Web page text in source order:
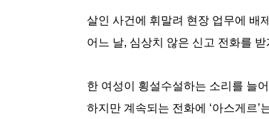
살인 사건에 휘말려 현장 업무에 배
어느 날, 심상치 않은 신고 전화를 받
한 여성이 횡설수설하는 소리를 늘
하지만 계속되는 전화에 ‘아스게르